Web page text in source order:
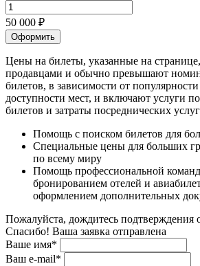
50 000 ₽
Оформить
Цены на билеты, указанные на
продавцами и обычно превышают
билетов, в зависимости от
доступности мест, и включают услуги
билетов и затраты посреднических
Помощь с поиском билетов для
Специальные цены для больших
по всему миру
Помощь профессиональной
бронированием отелей и
оформлением дополнительных
Пожалуйста, дождитесь подтверждения
Спасибо! Ваша заявка отправлена
Ваше имя*
Ваш e-mail*